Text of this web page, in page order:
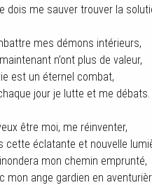
dois me sauver trouver la
mes démons intérieurs,
n’ont plus de valeur,
est un éternel combat,
jour je lutte et me débats.
être moi, me réinventer,
cette éclatante et nouvelle
mon chemin emprunté,
mon ange gardien en